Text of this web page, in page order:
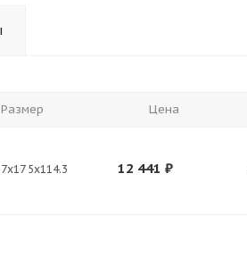
Размер Цена
7x17 5x114.3 12 441 ₽